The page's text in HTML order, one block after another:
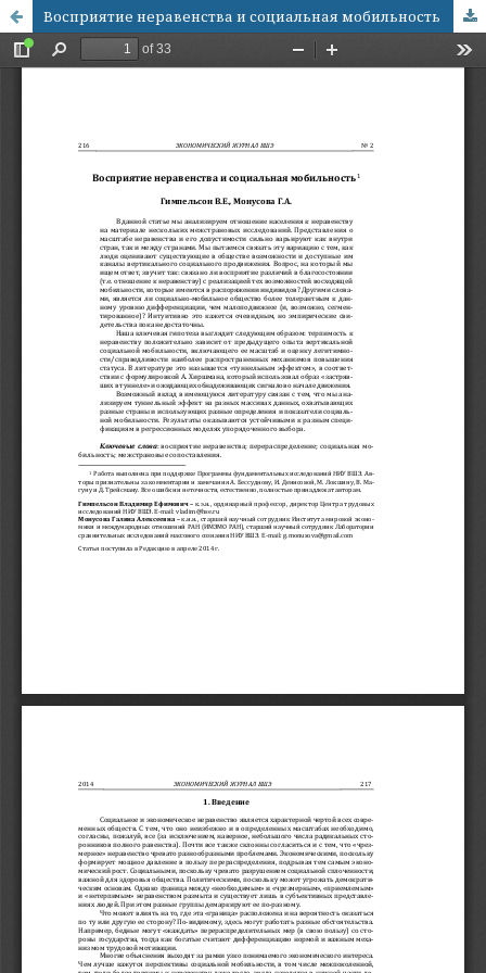
Восприятие неравенства и социальная мобильность